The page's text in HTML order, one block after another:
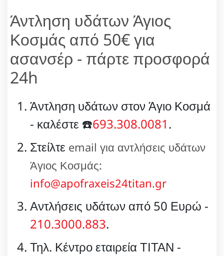
Άντληση υδάτων Άγιος
Κοσμάς από 50€ για
ασανσέρ - πάρτε προσφορά
24h
Άντληση υδάτων στον Άγιο Κοσμά
- καλέστε ☎️693.308.0081.
Στείλτε email για αντλήσεις υδάτων
Άγιος Κοσμάς:
info@apofraxeis24titan.gr
Αντλήσεις υδάτων από 50 Ευρώ -
210.3000.883.
Τηλ. Κέντρο εταιρεία ΤΙΤΑΝ -